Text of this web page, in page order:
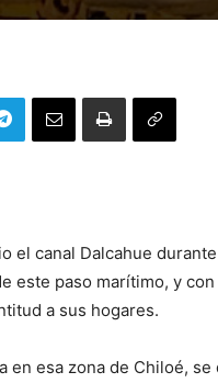
el canal Dalcahue
este paso marítimo, y
a sus hogares.
en esa zona de Chiloé,